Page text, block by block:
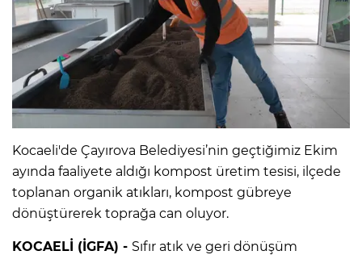
Kocaeli'de Çayırova Belediyesi’nin geçtiğimiz Ekim
ayında faaliyete aldığı kompost üretim tesisi, ilçede
toplanan organik atıkları, kompost gübreye
dönüştürerek toprağa can oluyor.
KOCAELİ (İGFA) - Sıfır atık ve geri dönüşüm